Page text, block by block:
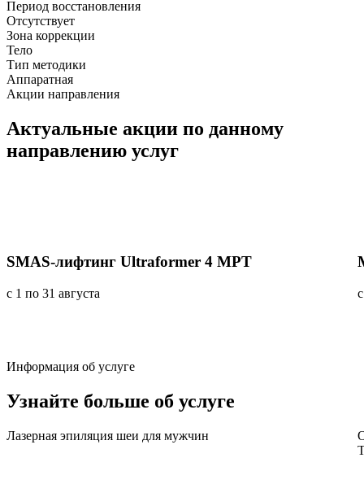
Период восстановления
Отсутствует
Зона коррекции
Тело
Тип методики
Аппаратная
Акции направления
Актуальные акции по данному
направлению услуг
SMAS-лифтинг Ultraformer 4 MPT
с 1 по 31 августа
Информация об услуге
Узнайте больше об услуге
Лазерная эпиляция шеи для мужчин